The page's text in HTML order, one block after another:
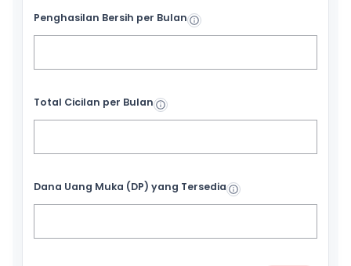
Penghasilan Bersih per Bulan
Total Cicilan per Bulan
Dana Uang Muka (DP) yang Tersedia